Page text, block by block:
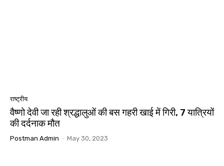
राष्ट्रीय
वैष्णो देवी जा रही श्रद्धालुओं की बस गहरी खाई में गिरी, 7 यात्रियों
की दर्दनाक मौत
Postman Admin - May 30, 2023